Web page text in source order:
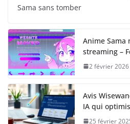
Sama sans tomber
Anime Sama
streaming –
2 février 2026
Avis
IA qui
25 février